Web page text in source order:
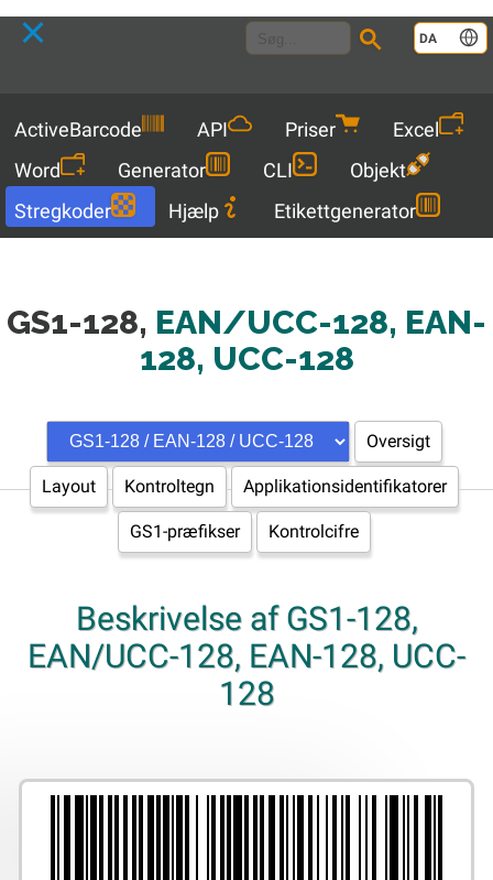
DA
ActiveBarcode API Priser
Excel
Word
Generator CLI
Objekt
Stregkoder
Hjælp Etikettgenerator
GS1-128, EAN/UCC-128, EAN-
128, UCC-128
Oversigt
Layout Kontroltegn Applikationsidentifikatorer
GS1-præfikser Kontrolcifre
Beskrivelse af GS1-128,
EAN/UCC-128, EAN-128, UCC-
128